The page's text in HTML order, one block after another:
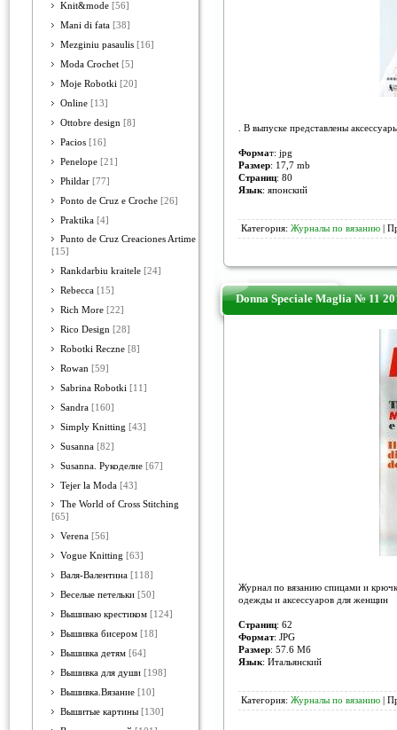
Knit&mode [56]
Mani di fata [38]
Mezginiu pasaulis [16]
Moda Crochet [5]
Moje Robotki [20]
Online [13]
Ottobre design [8]
Pacios [16]
Penelope [21]
Phildar [77]
Ponto de Cruz e Croche [26]
Praktika [4]
Punto de Cruz Creaciones Artime
[15]
Rankdarbiu kraitele [24]
Rebecca [15]
Rich More [22]
Rico Design [28]
Robotki Reczne [8]
Rowan [59]
Sabrina Robotki [11]
Sandra [160]
Simply Knitting [43]
Susanna [82]
Susanna. Рукоделие [67]
Tejer la Moda [43]
The World of Cross Stitching
[65]
Verena [56]
Vogue Knitting [63]
Валя-Валентина [118]
Веселые петельки [50]
Вышиваю крестиком [124]
Вышивка бисером [18]
Вышивка детям [64]
Вышивка для души [198]
Вышивка.Вязание [10]
Вышитые картины [130]
. В выпуске представлены
Формат: jpg
Размер: 17,7 mb
Страниц: 80
Язык: японский
Категория: Журналы по вязанию |
Donna Speciale Maglia № 11
Журнал по вязанию спицами и
одежды и аксессуаров для женщин
Страниц: 62
Формат: JPG
Размер: 57.6 Мб
Язык: Итальянский
Категория: Журналы по вязанию |